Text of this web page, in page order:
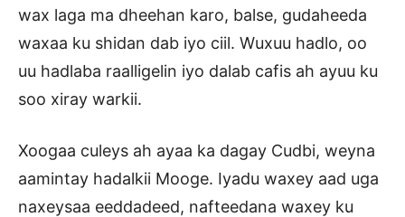
wax laga ma dheehan karo, balse, gudaheeda
waxaa ku shidan dab iyo ciil. Wuxuu hadlo, oo
uu hadlaba raalligelin iyo dalab cafis ah ayuu ku
soo xiray warkii.
Xoogaa culeys ah ayaa ka dagay Cudbi, weyna
aamintay hadalkii Mooge. Iyadu waxey aad uga
naxeysaa eeddadeed, nafteedana waxey ku